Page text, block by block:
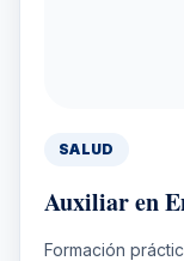
SALUD
Auxiliar en
Formación